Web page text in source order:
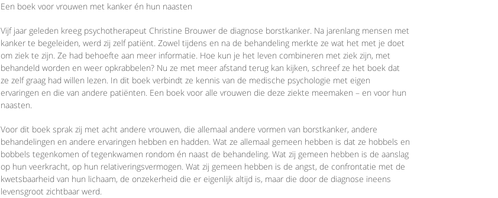
Een boek voor vrouwen met kanker én hun naasten
Vijf jaar geleden kreeg psychotherapeut Christine Brouwer de diagnose borstkanker. Na jarenlang mensen met
kanker te begeleiden, werd zij zelf patiënt. Zowel tijdens en na de behandeling merkte ze wat het met je doet
om ziek te zijn. Ze had behoefte aan meer informatie. Hoe kun je het leven combineren met ziek zijn, met
behandeld worden en weer opkrabbelen? Nu ze met meer afstand terug kan kijken, schreef ze het boek dat
ze zelf graag had willen lezen. In dit boek verbindt ze kennis van de medische psychologie met eigen
ervaringen en die van andere patiënten. Een boek voor alle vrouwen die deze ziekte meemaken – en voor hun
naasten.
Voor dit boek sprak zij met acht andere vrouwen, die allemaal andere vormen van borstkanker, andere
behandelingen en andere ervaringen hebben en hadden. Wat ze allemaal gemeen hebben is dat ze hobbels en
bobbels tegenkomen of tegenkwamen rondom én naast de behandeling. Wat zij gemeen hebben is de aanslag
op hun veerkracht, op hun relativeringsvermogen. Wat zij gemeen hebben is de angst, de confrontatie met de
kwetsbaarheid van hun lichaam, de onzekerheid die er eigenlijk altijd is, maar die door de diagnose ineens
levensgroot zichtbaar werd.